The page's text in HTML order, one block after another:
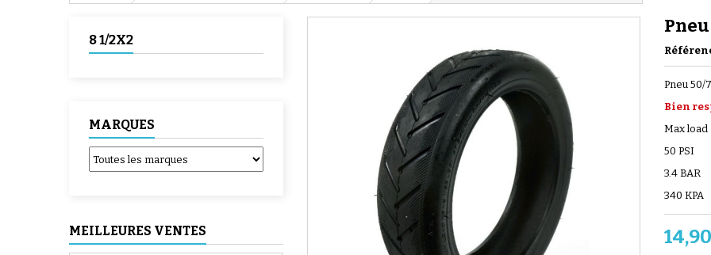
8 1/2X2
MARQUES
MEILLEURES VENTES
Pneu 50/
Bien
Max load
50 PSI
3.4 BAR
340 KPA